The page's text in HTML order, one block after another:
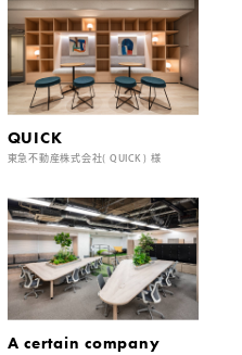
QUICK
東急不動産株式会社( QUICK ) 様
A certain company